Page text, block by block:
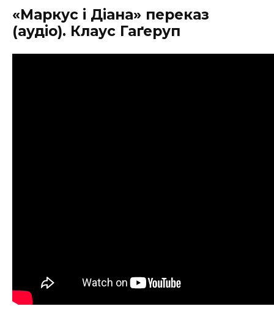
«Маркус і Діана» переказ
(аудіо). Клаус Гаґеруп